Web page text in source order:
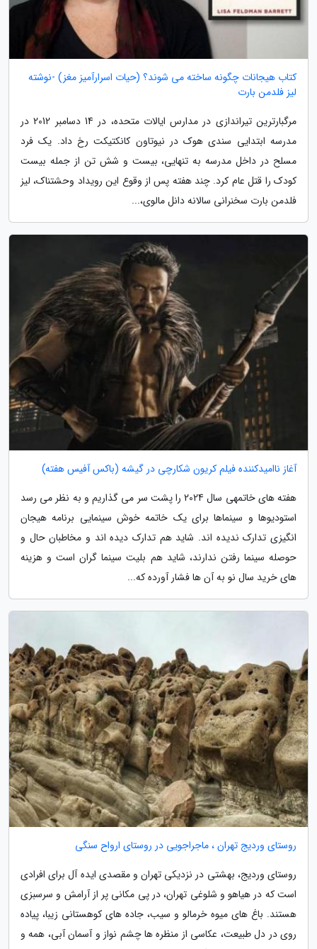
کتاب هیجانات چگونه ساخته می شوند؟ (حیات اسرارآمیز مغز) -نوشته
لیز فلدمن بارت
مرگبارترین تیراندازی در مدارس ایالات متحده، در 14 دسامبر 2012 در
مدرسه ابتدایی سندی هوک در نیوتاون کانکتیکت رخ داد. یک فرد
مسلح در داخل مدرسه به تنهایی، بیست و شش تن از جمله بیست
کودک را قتل عام کرد. چند هفته پس از وقوع این رویداد وحشتناک، لیز
فلدمن بارت سخنرانی سالانه دانل مالوی،...
آغاز ناامیدکننده فیلم کریون شکارچی در گیشه (باکس آفیس هفته)
هفته های خاتمهی سال 2024 را پشت سر می گذاریم و به نظر می رسد
استودیوها و سینماها برای یک خاتمه خوش سینمایی برنامه هیجان
انگیزی تدارک ندیده اند. شاید هم تدارک دیده اند و مخاطبان حال و
حوصله سینما رفتن ندارند، شاید هم بلیت سینما گران است و هزینه
های خرید سال نو به آن ها فشار آورده که...
روستای وردیج تهران ، ماجراجویی در روستای ارواح سنگی
روستای وردیج، بهشتی در نزدیکی تهران و مقصدی ایده آل برای افرادی
است که در هیاهو و شلوغی تهران، در پی مکانی پر از آرامش و سرسبزی
هستند. باغ های میوه خرمالو و سیب، جاده های کوهستانی زیبا، پیاده
روی در دل طبیعت، عکاسی از منظره ها چشم نواز و آسمان آبی، همه و